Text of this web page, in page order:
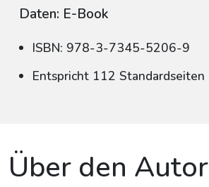
Daten: E-Book
ISBN: 978-3-7345-5206-9
Entspricht 112 Standardseiten
Über den Autor